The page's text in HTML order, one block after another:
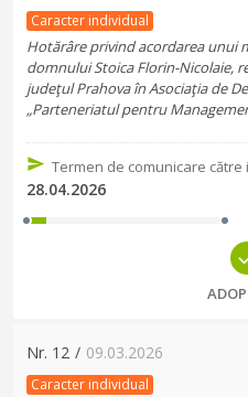
Caracter individual
Hotărâre privind acordarea unui
domnului Stoica Florin-Nicolaie,
judeţul Prahova în Asociaţia de
„Parteneriatul pentru
Termen de comunicare
28.04.2026
Nr. 12 / 09.03.2026
Caracter individual